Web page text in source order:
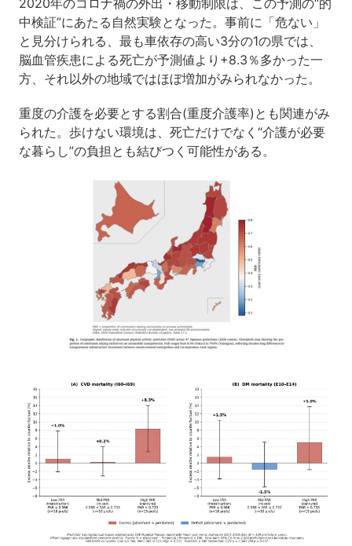
2020年のコロナ禍の外出・移動制限は、この予測の“的
中検証”にあたる自然実験となった。事前に「危ない」
と見分けられる、最も車依存の高い3分の1の県では、
脳血管疾患による死亡が予測値より+8.3％多かった一
方、それ以外の地域ではほぼ増加がみられなかった。
重度の介護を必要とする割合(重度介護率)とも関連がみ
られた。歩けない環境は、死亡だけでなく“介護が必要
な暮らし”の負担とも結びつく可能性がある。